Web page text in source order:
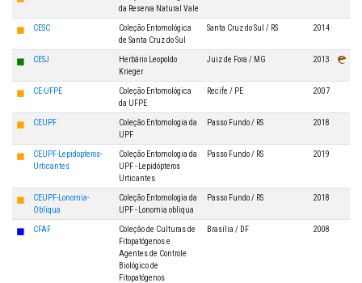
da Reserva Natural Vale
◼ CESC
Coleção Entomológica
de Santa Cruz do Sul
Santa Cruz do Sul / RS 2014
◼ CESJ
Herbário Leopoldo
Krieger
Juiz de Fora / MG 2013
◼ CE-UFPE
Coleção Entomológica
da UFPE
Recife / PE 2007
◼ CEUPF
Coleção Entomologia da
UPF
Passo Fundo / RS 2018
◼
CEUPF-Lepidopteros-
Urticantes
Coleção Entomologia da
UPF - Lepidópteros
Urticantes
Passo Fundo / RS 2019
◼
CEUPF-Lonomia-
Obliqua
Coleção Entomologia da
UPF - Lonomia obliqua
Passo Fundo / RS 2018
◼ CFAF
Coleção de Culturas de
Fitopatógenos e
Agentes de Controle
Biológico de
Fitopatógenos
Brasília / DF 2008